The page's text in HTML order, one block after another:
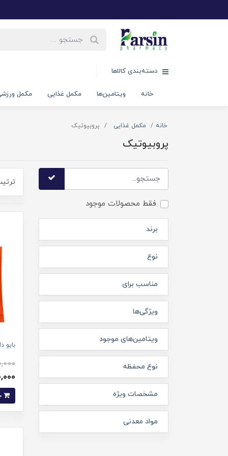
دسته‌بندی کالاها
خانه ویتامین‌ها مکمل غذایی مکمل
خانه مکمل غذایی پروبیوتیک
پروبیوتیک
فقط محصولات موجود
برند
نوع
مناسب برای
ویژگی‌ها
ویتامین‌های موجود
نوع محفظه
مشخصات ویژه
مواد معدنی
بایو